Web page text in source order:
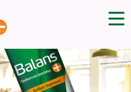
ДОМА
СОВЕТИ
ВЕЖБИ